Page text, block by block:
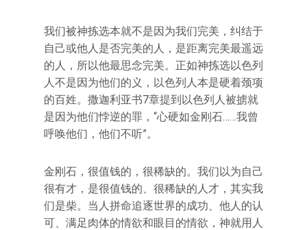
我们被神拣选本就不是因为我们完美，纠结于
自己或他人是否完美的人，是距离完美最遥远
的人，所以他最思念完美。正如神拣选以色列
人不是因为他们的义，以色列人本是硬着颈项
的百姓。撒迦利亚书7章提到以色列人被掳就
是因为他们悖逆的罪，“心硬如金刚石……我曾
呼唤他们，他们不听”。
金刚石，很值钱的，很稀缺的。我们以为自己
很有才，是很值钱的、很稀缺的人才，其实我
们是柴。当人拼命追逐世界的成功、他人的认
可、满足肉体的情欲和眼目的情欲，神就用人